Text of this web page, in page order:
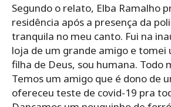
Segundo o relato, Elba Ramalho
residência após a presença da
tranquila no meu canto. Fui na
loja de um grande amigo e tomei
filha de Deus, sou humana. Todo
Temos um amigo que é dono de
ofereceu teste de covid-19 pra